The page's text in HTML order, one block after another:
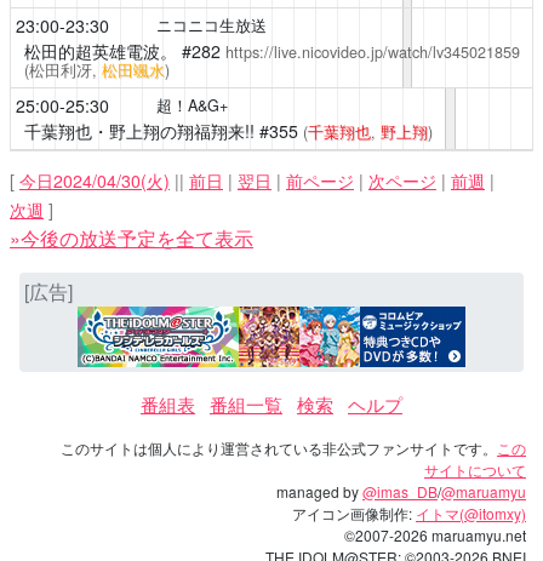
23:00-23:30 ニコニコ生放送
松田的超英雄電波。 #282 https://live.nicovideo.jp/watch/lv345021859
(松田利冴, 松田颯水)
25:00-25:30 超！A&G+
千葉翔也・野上翔の翔福翔来!! #355 (千葉翔也, 野上翔)
[ 今日2024/04/30(火) || 前日 | 翌日 | 前ページ | 次ページ | 前週 |
次週 ]
»今後の放送予定を全て表示
[広告]
番組表 番組一覧 検索 ヘルプ
このサイトは個人により運営されている非公式ファンサイトです。
この
サイトについて
managed by@imas_DB/@maruamyu
アイコン画像制作: イトマ(@itomxy)
©2007-2026 maruamyu.net